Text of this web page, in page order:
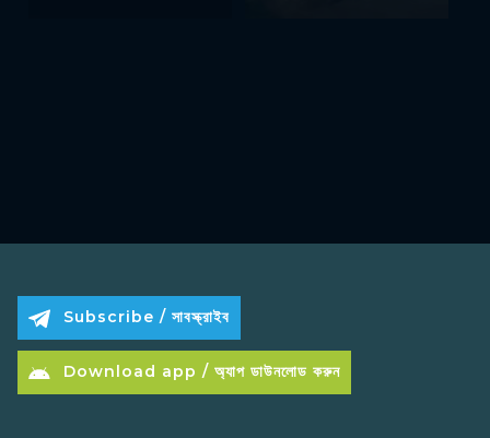
Subscribe / সাবস্ক্রাইব
Download app / অ্যাপ ডাউনলোড করুন